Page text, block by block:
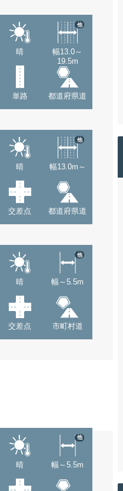
晴
幅13.0～
19.5m
他
単路 都道府県道
晴 幅13.0m～
他
交差点 都道府県道
晴 幅～5.5m
他
交差点 市町村道
晴 幅～5.5m
他